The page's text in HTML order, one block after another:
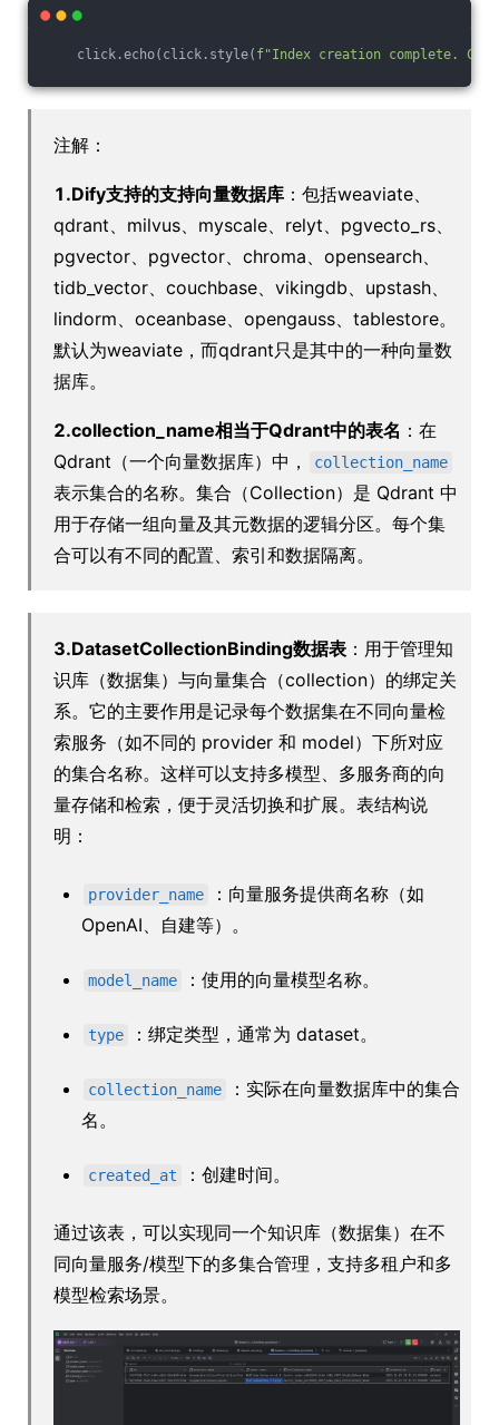
click.echo(click.style( f"Index creation complete.
注解：
1.Dify支持的支持向量数据库 ：包括weaviate、
qdrant、milvus、myscale、relyt、pgvecto_rs、
pgvector、pgvector、chroma、opensearch、
tidb_vector、couchbase、vikingdb、upstash、
lindorm、oceanbase、opengauss、tablestore。
默认为weaviate，而qdrant只是其中的一种向量数
据库。
2.collection_name相当于Qdrant中的表名 ：在
Qdrant（一个向量数据库）中，
collection_name
表示集合的名称。集合（Collection）是 Qdrant 中
用于存储一组向量及其元数据的逻辑分区。每个集
合可以有不同的配置、索引和数据隔离。
3.DatasetCollectionBinding数据表 ：用于管理知
识库（数据集）与向量集合（collection）的绑定关
系。它的主要作用是记录每个数据集在不同向量检
索服务（如不同的 provider 和 model）下所对应
的集合名称。这样可以支持多模型、多服务商的向
量存储和检索，便于灵活切换和扩展。表结构说
明：
provider_name
：向量服务提供商名称（如
OpenAI、自建等）。
model_name ：使用的向量模型名称。
type ：绑定类型，通常为 dataset。
collection_name
：实际在向量数据库中的集合
名。
created_at ：创建时间。
通过该表，可以实现同一个知识库（数据集）在不
同向量服务/模型下的多集合管理，支持多租户和多
模型检索场景。